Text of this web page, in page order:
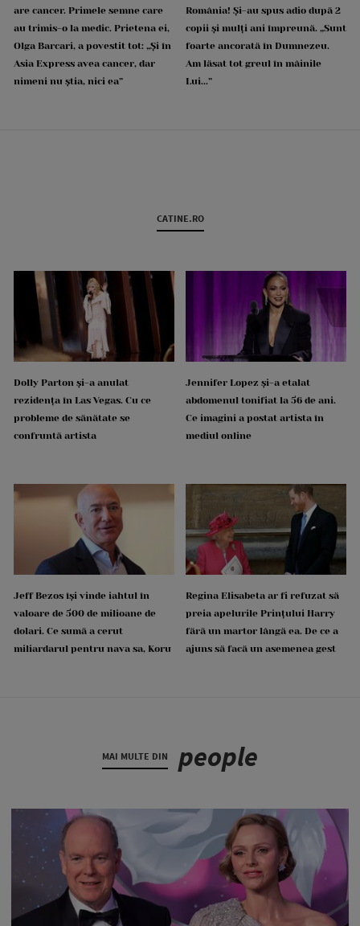
are cancer. Primele semne care
au trimis-o la medic. Prietena ei,
Olga Barcari, a povestit tot: „Și în
Asia Express avea cancer, dar
nimeni nu știa, nici ea”
România! Și-au spus adio după 2
copii și mulți ani împreună. „Sunt
foarte ancorată în Dumnezeu.
Am lăsat tot greul în mâinile
Lui...”
CATINE.RO
Dolly Parton și-a anulat
rezidența în Las Vegas. Cu ce
probleme de sănătate se
confruntă artista
Jennifer Lopez și-a etalat
abdomenul tonifiat la 56 de ani.
Ce imagini a postat artista în
mediul online
Jeff Bezos își vinde iahtul în
valoare de 500 de milioane de
dolari. Ce sumă a cerut
miliardarul pentru nava sa, Koru
Regina Elisabeta ar fi refuzat să
preia apelurile Prințului Harry
fără un martor lângă ea. De ce a
ajuns să facă un asemenea gest
MAI MULTE DIN people